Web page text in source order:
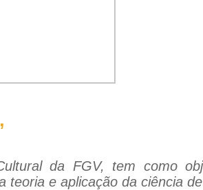
da FGV, tem como
teoria e aplicação da ciência